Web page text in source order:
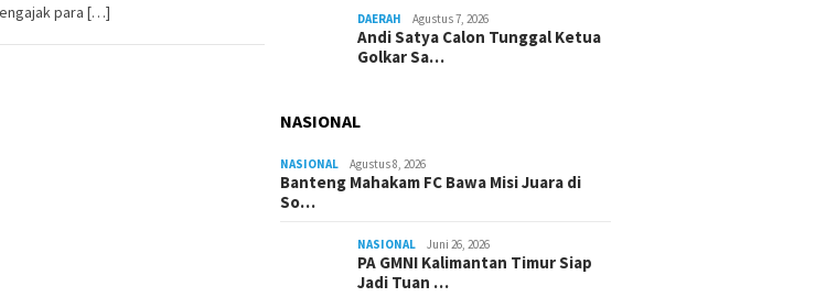
para […]
DAERAH Agustus 7, 2026
Andi Satya Calon Tunggal Ketua
Golkar Sa…
NASIONAL
NASIONAL Agustus 8, 2026
Banteng Mahakam FC Bawa Misi Juara di
So…
NASIONAL Juni 26, 2026
PA GMNI Kalimantan Timur Siap
Jadi Tuan …